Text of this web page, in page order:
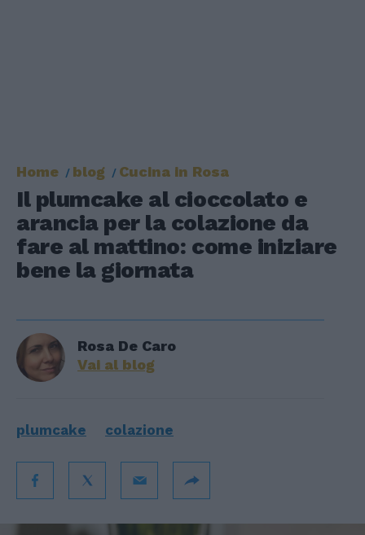
Home blog Cucina in Rosa
Il plumcake al cioccolato e
arancia per la colazione da
fare al mattino: come iniziare
bene la giornata
Rosa De Caro
Vai al blog
plumcake colazione